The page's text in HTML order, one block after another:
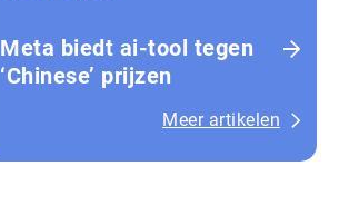
Meta biedt ai-tool tegen
‘Chinese’ prijzen
Meer artikelen